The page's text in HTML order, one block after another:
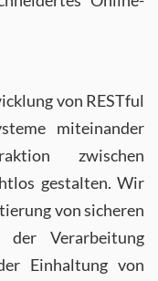
von RESTful
miteinander
zwischen
gestalten. Wir
von sicheren
der Verarbeitung
Einhaltung von